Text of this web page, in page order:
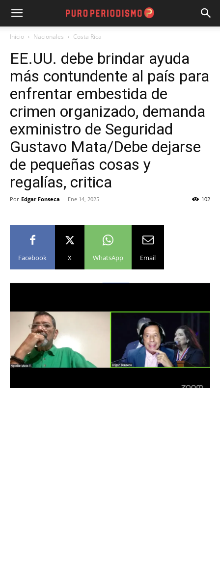
Inicio Nacionales Costa Rica
EE.UU. debe brindar ayuda
más contundente al país para
enfrentar embestida de
crimen organizado, demanda
exministro de Seguridad
Gustavo Mata/Debe dejarse
de pequeñas cosas y
regalías, critica
Por Edgar Fonseca - Ene 14, 2025 102
Facebook X WhatsApp Email